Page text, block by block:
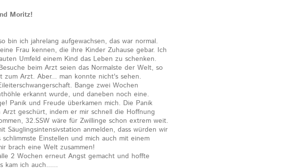
Moritz!
bin ich jahrelang aufgewachsen, das war normal.
Frau kennen, die ihre Kinder Zuhause gebar. Ich
Umfeld einem Kind das Leben zu schenken.
beim Arzt seien das Normalste der Welt, so
zum Arzt. Aber... man konnte nicht's sehen.
Bange zwei Wochen
erkannt wurde, und daneben noch eine.
Panik und Freude überkamen mich. Die Panik
geschürt, indem er mir schnell die Hoffnung
32.SSW wäre für Zwillinge schon extrem weit.
Säuglingsintensivstation anmelden, dass würden wir
Einstellen und mich auch mit einem
brach eine Welt zusammen!
2 Wochen erneut Angst gemacht und hoffte
kam ich auch......